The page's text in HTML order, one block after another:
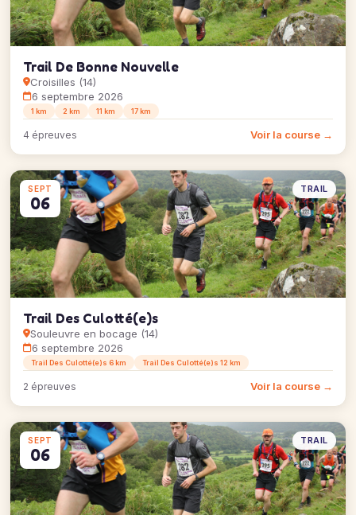
Trail De Bonne Nouvelle
Croisilles (14)
6 septembre 2026
1 km 2 km 11 km 17 km
4 épreuves Voir la course →
SEPT
06
TRAIL
Trail Des Culotté(e)s
Souleuvre en bocage (14)
6 septembre 2026
Trail Des Culotté(e)s 6 km Trail Des Culotté(e)s 12 km
2 épreuves Voir la course →
SEPT
06
TRAIL